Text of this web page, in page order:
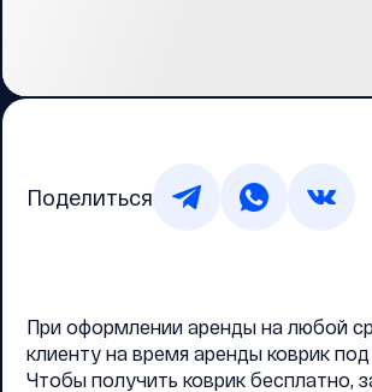
При оформлении аренды на любой
клиенту на время аренды коврик
Чтобы получить коврик бесплатно,
Поделиться